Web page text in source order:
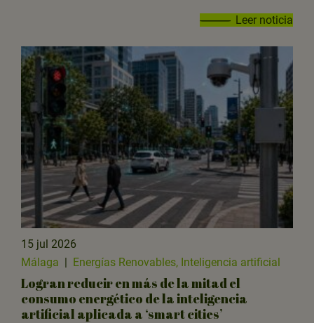
Leer noticia
15 jul 2026
Málaga | Energías Renovables, Inteligencia artificial
Logran reducir en más de la mitad el
consumo energético de la inteligencia
artificial aplicada a ‘smart cities’